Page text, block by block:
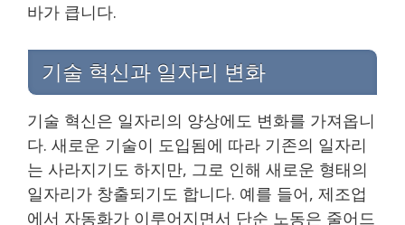
바가 큽니다.
기술 혁신과 일자리 변화
기술 혁신은 일자리의 양상에도 변화를 가져옵니
다. 새로운 기술이 도입됨에 따라 기존의 일자리
는 사라지기도 하지만, 그로 인해 새로운 형태의
일자리가 창출되기도 합니다. 예를 들어, 제조업
에서 자동화가 이루어지면서 단순 노동은 줄어드